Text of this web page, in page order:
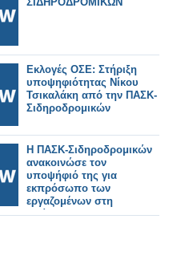
Εκλογές ΟΣΕ: Στήριξη
υποψηφιότητας Νίκου
Τσικαλάκη από την ΠΑΣΚ-
Σιδηροδρομικών
Η ΠΑΣΚ-Σιδηροδρομικών
ανακοινώσε τον
υποψήφιό της για
εκπρόσωπο των
εργαζομένων στη
διοίκηση του ΟΣΕ